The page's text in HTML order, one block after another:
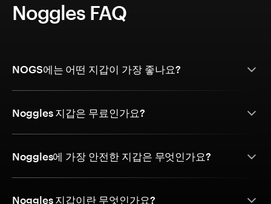
Noggles FAQ
NOGS에는 어떤 지갑이 가장 좋나요?
Noggles 지갑은 무료인가요?
Noggles에 가장 안전한 지갑은 무엇인가요?
Noggles 지갑이란 무엇인가요?